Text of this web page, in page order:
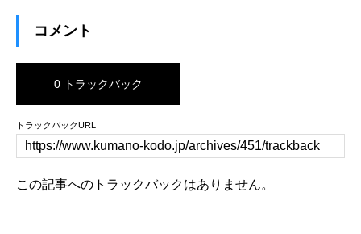
コメント
0 トラックバック
トラックバックURL
この記事へのトラックバックはありません。